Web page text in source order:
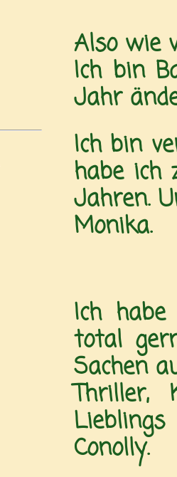
Also wie
Ich bin
Jahr
Ich bin
habe ich
Jahren.
Monika.
Ich
total
Sachen
Thriller,
Conolly.